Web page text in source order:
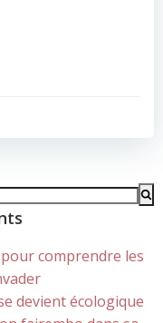
comprendre les
devient écologique